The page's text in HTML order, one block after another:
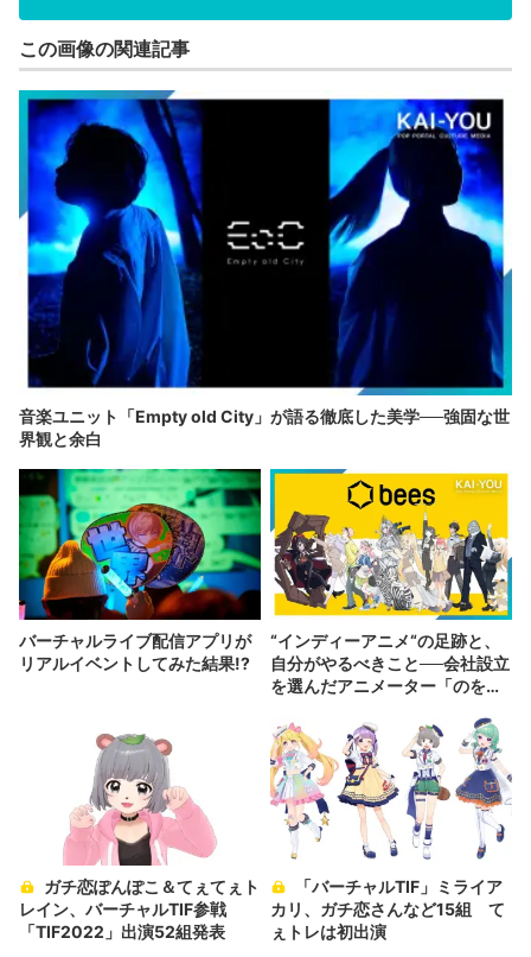
この画像の関連記事
音楽ユニット「Empty old City」が語る徹底した美学──強固な世
界観と余白
バーチャルライブ配信アプリが
リアルイベントしてみた結果!?
“インディーアニメ“の足跡と、
自分がやるべきこと──会社設立
を選んだアニメーター「のを
レイン、バーチャルTIF参戦
「TIF2022」出演52組発表
カリ、ガチ恋さんなど15組 て
ぇトレは初出演